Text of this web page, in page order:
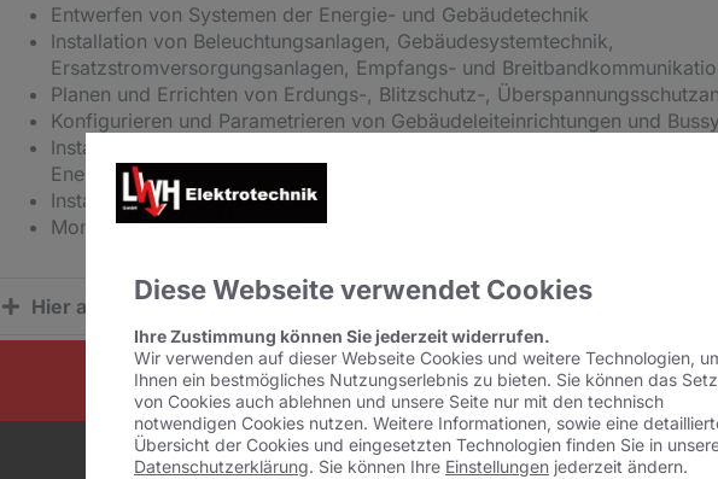
Entwerfen von Systemen der Energie- und Gebäudetechnik
Installation von Beleuchtungsanlagen, Gebäudesystemtechnik,
Ersatzstromversorgungsanlagen, Empfangs- und
Planen und Errichten von Erdungs-, Blitzschutz-,
Konfigurieren und Parametrieren von Gebäudeleiteinrichtungen und
Installation und Inbetriebnahme von dezentralen Energieversorgungs- und
Energiewandlungssystemen einschließlich Nutzung regenerativer
Installation von Ladeeinrichtungen für Elektrofahrzeuge
Montieren und Installieren von Netzwerken
Hier arbeitest Du
Deine Vorteile mit einer Ausbildung im Elektro-Handwerk.
Diese Webseite verwendet Cookies
Ihre Zustimmung können Sie jederzeit widerrufen.
Wir verwenden auf dieser Webseite Cookies und weitere Technologien,
Ihnen ein bestmögliches Nutzungserlebnis zu bieten. Sie können das
von Cookies auch ablehnen und unsere Seite nur mit den technisch
notwendigen Cookies nutzen. Weitere Informationen, sowie eine
Übersicht der Cookies und eingesetzten Technologien finden Sie in
Datenschutzerklärung. Sie können Ihre Einstellungen jederzeit ändern.